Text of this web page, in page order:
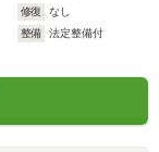
修復
なし
整備
法定整備付